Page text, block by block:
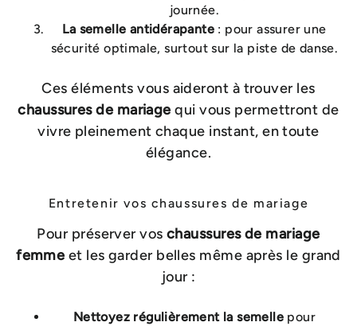
journée.
La semelle antidérapante : pour assurer une
sécurité optimale, surtout sur la piste de danse.
Ces éléments vous aideront à trouver les
chaussures de mariagequi vous permettront de
vivre pleinement chaque instant, en toute
élégance.
Entretenir vos chaussures de mariage
Pour préserver voschaussures de mariage
femmeet les garder belles même après le grand
jour :
Nettoyez régulièrement la semelle pour